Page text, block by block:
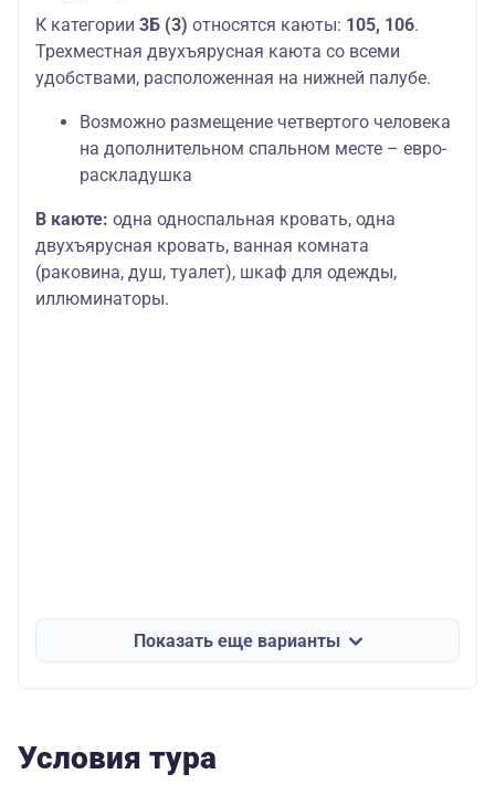
К категории 3Б (3) относятся каюты: 105, 106.
Трехместная двухъярусная каюта со всеми
удобствами, расположенная на нижней палубе.
Возможно размещение четвертого человека
на дополнительном спальном месте – евро-
раскладушка
В каюте: одна односпальная кровать, одна
двухъярусная кровать, ванная комната
(раковина, душ, туалет), шкаф для одежды,
иллюминаторы.
Показать еще варианты
Условия тура